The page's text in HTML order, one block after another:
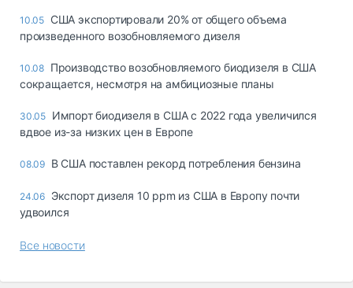
опасные грузы
страхование
Склады и
грузовые
Коммерческий
10.05 США экспортировали 20% от общего объема
произведенного возобновляемого дизеля
10.08 Производство возобновляемого биодизеля в США
сокращается, несмотря на амбициозные планы
30.05 Импорт биодизеля в США с 2022 года увеличился
вдвое из-за низких цен в Европе
08.09 В США поставлен рекорд потребления бензина
24.06 Экспорт дизеля 10 ppm из США в Европу почти
удвоился
Все новости